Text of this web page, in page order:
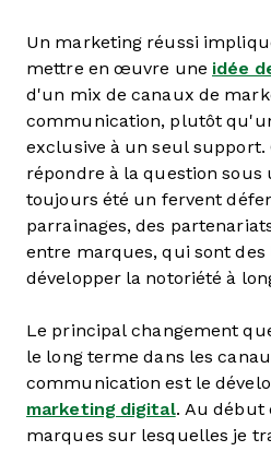
Un marketing réussi
mettre en œuvre une idée
d'un mix de canaux de
communication, plutôt
exclusive à un seul support.
répondre à la question sous
toujours été un fervent
parrainages, des
entre marques, qui sont
développer la notoriété à
Le principal changement
le long terme dans les
communication est le
marketing digital. Au début
marques sur lesquelles je